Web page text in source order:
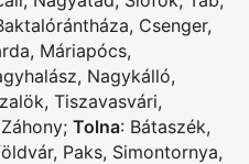
, Csenger,
, Máriapócs,
, Nagykálló,
, Tiszavasvári,
Záhony; Tolna: Bátaszék,
, Paks, Simontornya,